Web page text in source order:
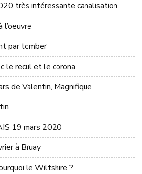
très intéressante canalisation
l’oeuvre
par tomber
le recul et le corona
de Valentin, Magnifique
19 mars 2020
à Bruay
le Wiltshire ?